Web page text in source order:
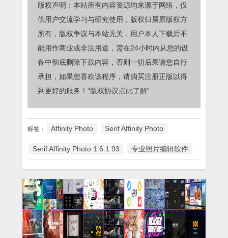
版权声明：本站所有内容资源均来源于网络，仅
供用户交流学习与研究使用，版权归属原版权方
所有，版权争议与本站无关，用户本人下载后不
能用作商业或非法用途，需在24小时内从您的设
备中彻底删除下载内容，否则一切后果请您自行
承担，如果您喜欢该程序，请购买注册正版以得
到更好的服务！ “版权协议点此了解”
标签： Affinity Photo Serif Affinity Photo
Serif Affinity Photo 1.6.1.93 专业照片编辑软件